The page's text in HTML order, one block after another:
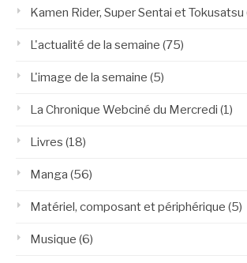
Kamen Rider, Super Sentai et Tokusatsu
L'actualité de la semaine (75)
L'image de la semaine (5)
La Chronique Webciné du Mercredi (1)
Livres (18)
Manga (56)
Matériel, composant et périphérique (5)
Musique (6)